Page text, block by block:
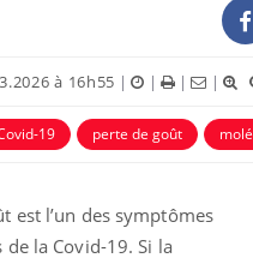
à 16h55 | | | |
19 perte de goût
est l’un des symptômes
de la Covid-19. Si la